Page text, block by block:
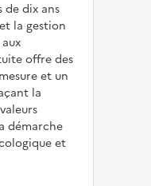
de dix ans
la gestion
offre des
et un
la
démarche
et